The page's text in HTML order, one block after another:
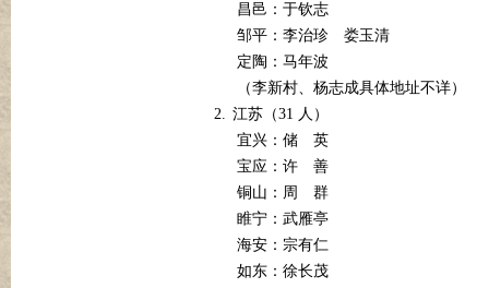
昌邑：于钦志
邹平：李治珍
娄玉清
定陶：马年波
（李新村、杨志成具体地址不详）
2.
江苏（31 人）
宜兴：储
英
宝应：许
善
铜山：周
群
睢宁：武雁亭
海安：宗有仁
如东：徐长茂